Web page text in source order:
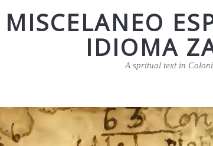
MISCELANEO
IDIOMA
A spritual text in